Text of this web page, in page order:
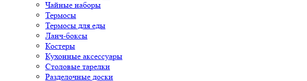
Чайные наборы
Термосы
Термосы для еды
Ланч-боксы
Костеры
Кухонные аксессуары
Столовые тарелки
Разделочные доски